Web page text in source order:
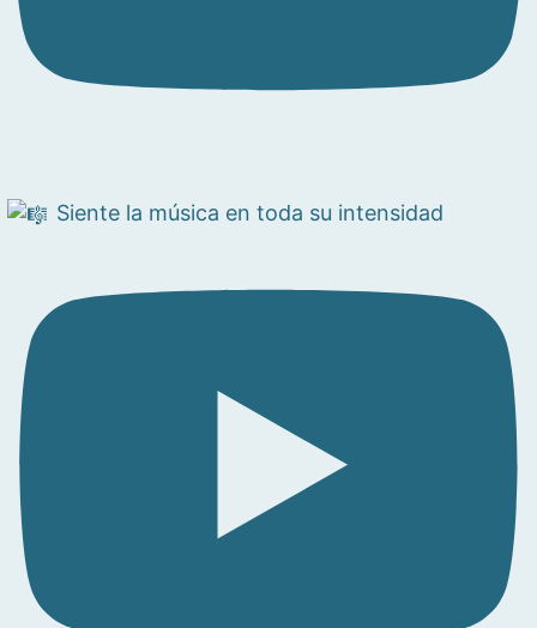
Siente la música en toda su intensidad